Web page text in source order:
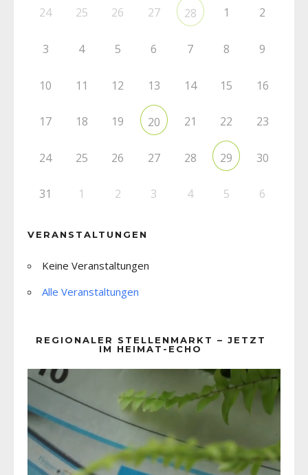
24 25 26 27 28 1 2
3 4 5 6 7 8 9
10 11 12 13 14 15 16
17 18 19 20 21 22 23
24 25 26 27 28 29 30
31 1 2 3 4 5 6
VERANSTALTUNGEN
Keine Veranstaltungen
Alle Veranstaltungen
REGIONALER STELLENMARKT – JETZT
IM HEIMAT-ECHO
Player